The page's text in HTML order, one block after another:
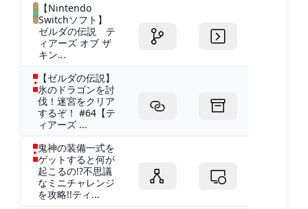
【Nintendo
Switchソフト】
ゼルダの伝説 テ
ィアーズ オブ ザ
キン...
【ゼルダの伝説】
氷のドラゴンを討
伐！迷宮をクリア
するぞ！ #64【テ
ィアーズ ...
鬼神の装備一式を
ゲットすると何が
起こるの!?不思議
なミニチャレンジ
を攻略!!ティ...